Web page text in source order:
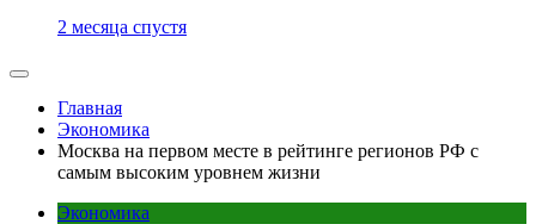
2 месяца спустя
Главная
Экономика
Москва на первом месте в рейтинге регионов РФ с
самым высоким уровнем жизни
Экономика